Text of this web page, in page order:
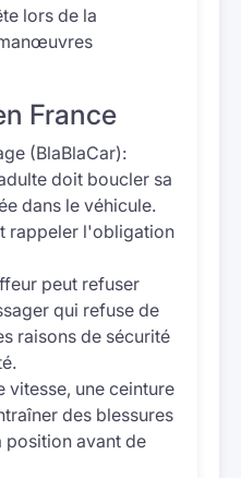
lors de la
France
(BlaBlaCar):
doit boucler sa
dans le véhicule.
rappeler l'obligation
peut refuser
qui refuse de
raisons de sécurité
vitesse, une ceinture
des blessures
avant de